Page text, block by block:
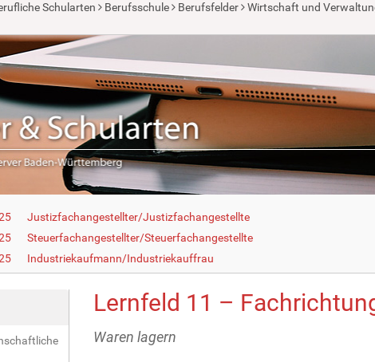
Schularten Berufsschule Berufsfelder Wirtschaft und
Justizfachangestellter/Justizfachangestellte
Steuerfachangestellter/Steuerfachangestellte
Industriekaufmann/Industriekauffrau
Lernfeld 11 –
Waren lagern